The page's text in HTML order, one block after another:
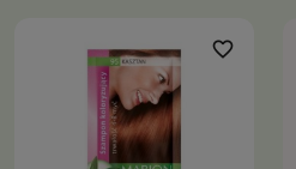
favorite_border